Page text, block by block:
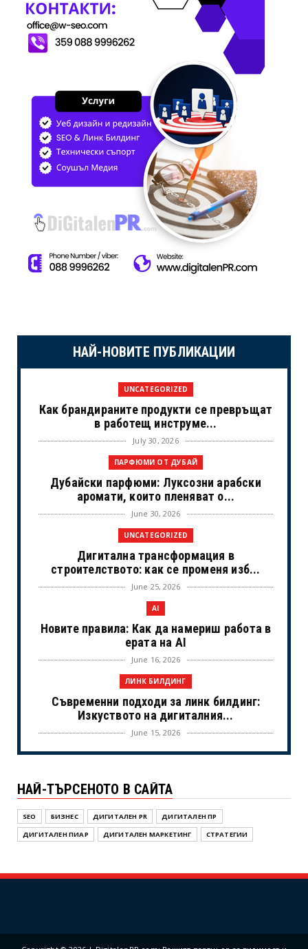
НАЙ-НОВИТЕ ПУБЛИКАЦИИ
UNCATEGORIZED
Как брандираните продукти се превръщат
в работещ инструме...
July 30, 2026
ПАРФЮМИ ОТ ДУБАЙ
Дубайски парфюми: Луксозни арабски
аромати, които пленяват о...
June 30, 2026
UNCATEGORIZED
Дигитална трансформация в
строителството: как се променя изб...
June 25, 2026
AI
Новите правила: Как да намериш работа в
ерата на AI
June 16, 2026
ЛИНК БИЛДИНГ
Съвременни подходи за линк билдинг:
Изкуството на дигиталния...
June 15, 2026
UNCATEGORIZED
живот на холивудските знам...
NOVINI
May 25, 2026
НАЙ-ТЪРСЕНОТО В САЙТА
SEO БИЗНЕС ДИГИТАЛЕН PR
ДИГИТАЛЕН ПР
ДИГИТАЛЕН ПИАР
ДИГИТАЛЕН МАРКЕТИНГ СТРАТЕГИИ